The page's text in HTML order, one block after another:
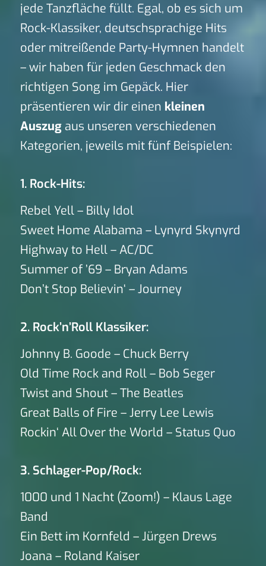
jede Tanzfläche füllt. Egal, ob es sich um
Rock-Klassiker, deutschsprachige Hits
oder mitreißende Party-Hymnen handelt
– wir haben für jeden Geschmack den
richtigen Song im Gepäck. Hier
präsentieren wir dir einen kleinen
Auszugaus unseren verschiedenen
Kategorien, jeweils mit fünf Beispielen:
1. Rock-Hits:
Rebel Yell – Billy Idol
Sweet Home Alabama – Lynyrd Skynyrd
Highway to Hell – AC/DC
Summer of ’69 – Bryan Adams
Don’t Stop Believin‘ – Journey
2. Rock’n’Roll Klassiker:
Johnny B. Goode – Chuck Berry
Old Time Rock and Roll – Bob Seger
Twist and Shout – The Beatles
Great Balls of Fire – Jerry Lee Lewis
Rockin‘ All Over the World – Status Quo
3. Schlager-Pop/Rock:
1000 und 1 Nacht (Zoom!) – Klaus Lage
Band
Ein Bett im Kornfeld – Jürgen Drews
Joana – Roland Kaiser